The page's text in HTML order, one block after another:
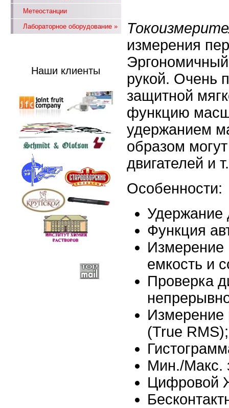
Метеостанции
Лабораторное оборудование»
Наши клиенты
измерения
Эргономичный
рукой. Очень
защитной
функцию
удержанием
образом
двигателей и
Особенности:
Удержание
Функция
Измерение
емкость и
Проверка
Измерение
(True RMS);
Мин./Макс.
Цифровой